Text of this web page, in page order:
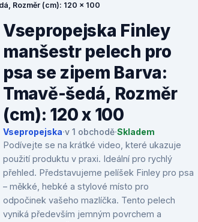
Rozměr (cm): 120 x 100
Vsepropejska Finley
manšestr pelech pro
psa se zipem Barva:
Tmavě-šedá, Rozměr
(cm): 120 x 100
Vsepropejska·v 1 obchodě·Skladem
Podívejte se na krátké video, které ukazuje
použití produktu v praxi. Ideální pro rychlý
přehled. Představujeme pelíšek Finley pro psa
– měkké, hebké a stylové místo pro
odpočinek vašeho mazlíčka. Tento pelech
vyniká především jemným povrchem a